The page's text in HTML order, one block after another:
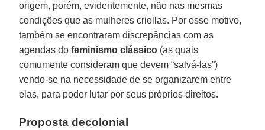
origem, porém, evidentemente, não nas mesmas
condições que as mulheres criollas. Por esse motivo,
também se encontraram discrepâncias com as
agendas dofeminismo clássico (as quais
comumente consideram que devem “salvá-las”)
vendo-se na necessidade de se organizarem entre
elas, para poder lutar por seus próprios direitos.
Proposta decolonial